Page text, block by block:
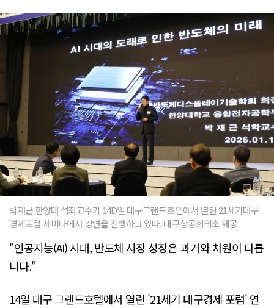
박재근 한양대 석좌교수가 14D일 대구그랜드호텔에서 열린 21세기대구
경제포럼 세미나에서 강연을 진행하고 있다. 대구상공회의소 제공
"인공지능(AI) 시대, 반도체 시장 성장은 과거와 차원이 다릅
니다."
14일 대구 그랜드호텔에서 열린 '21세기 대구경제 포럼' 연